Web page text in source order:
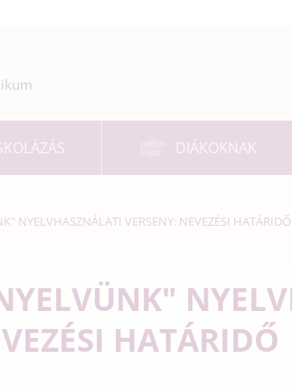
DIÁKOKNAK
NYELVHASZNÁLATI VERSENY: NEVEZÉSI HATÁRIDŐ
HATÁRIDŐ